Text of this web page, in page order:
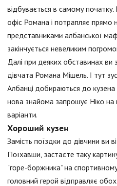
відбувається в самому
офіс Романа і потрапляє прямо
представниками албанської
закінчується невеликим
Далі при деяких обставинах ви
дівчата Романа Мішель. І тут
Албанці добираються до
нова знайома запрошує Ніко на
варіанти.
Хороший кузен
Замість поїздки до дівчини ви
Поїхавши, застаєте таку
"горе-боржника" на
головний герой відправляє